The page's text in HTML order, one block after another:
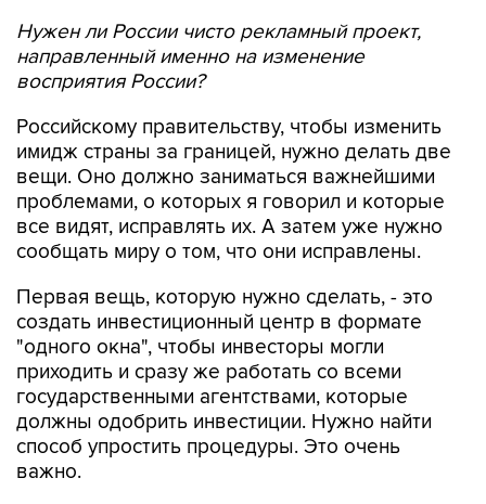
Нужен ли России чисто рекламный проект,
направленный именно на изменение
восприятия России?
Российскому правительству, чтобы изменить
имидж страны за границей, нужно делать две
вещи. Оно должно заниматься важнейшими
проблемами, о которых я говорил и которые
все видят, исправлять их. А затем уже нужно
сообщать миру о том, что они исправлены.
Первая вещь, которую нужно сделать, - это
создать инвестиционный центр в формате
"одного окна", чтобы инвесторы могли
приходить и сразу же работать со всеми
государственными агентствами, которые
должны одобрить инвестиции. Нужно найти
способ упростить процедуры. Это очень
важно.